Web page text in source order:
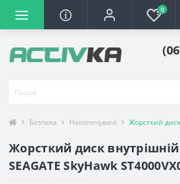
0
Безпека Накопичувачі Жорсткий
Жорсткий диск
SEAGATE SkyHawk